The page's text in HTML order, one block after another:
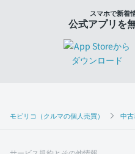
モビリコ（クルマの個人売買） 中
スマホで新着
公式アプリを